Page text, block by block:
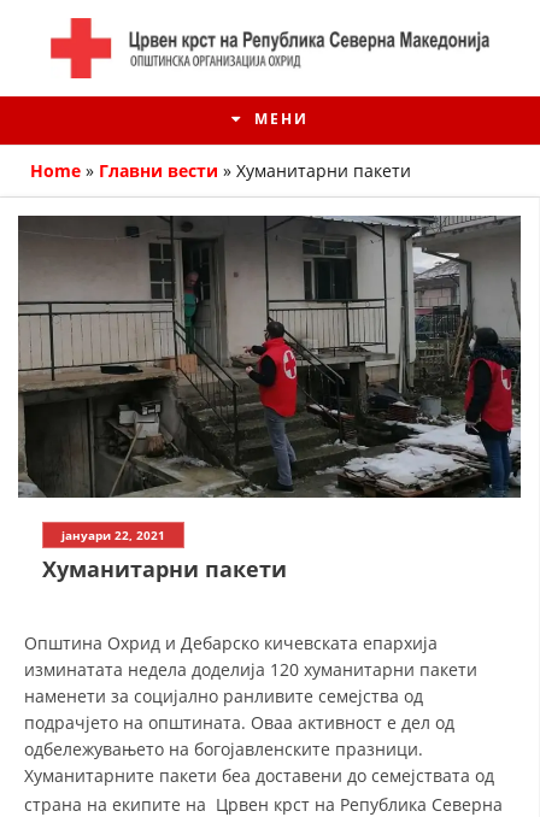
МЕНИ
ИСТОРИЈАТ НА ЦКРМ
ИСТОРИЈАТ НА ДВИЖЕЊЕТО
СТРУКТУРА НА ОРГАНИЗАЦИЈАТА
ЧЛЕНСТВО ВО ПРОФЕСИОНАЛНИ ТЕЛА
СТАТУТ НА ЦКРМ
Home » Главни вести » Хуманитарни пакети
јануари 22, 2021
Хуманитарни пакети
Општина Охрид и Дебарско кичевската епархија
изминатата недела доделија 120 хуманитарни пакети
наменети за социјално ранливите семејства од
подрачјето на општината. Оваа активност е дел од
одбележувањето на богојавленските празници.
Хуманитарните пакети беа доставени до семејствата од
страна на екипите на Црвен крст на Република Северна